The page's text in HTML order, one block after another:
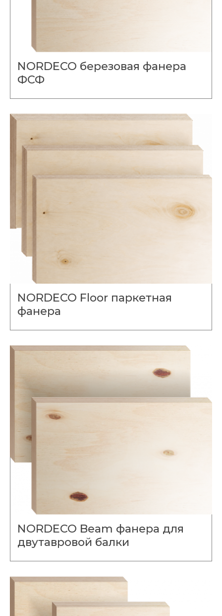
NORDECO березовая фанера
ФСФ
NORDECO Floor паркетная
фанера
NORDECO Beam фанера для
двутавровой балки